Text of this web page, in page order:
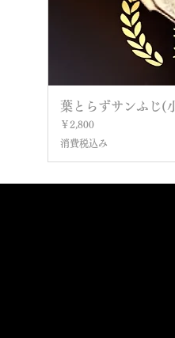
葉とらずサンふじ(
価格
￥2,800
消費税込み